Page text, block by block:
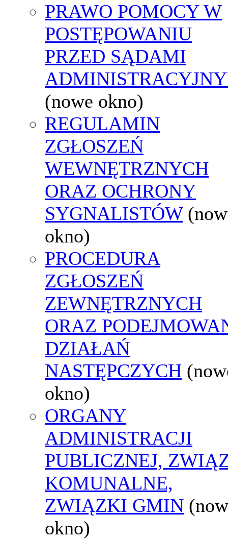
PRAWO POMOCY W
POSTĘPOWANIU
PRZED SĄDAMI
(nowe okno)
REGULAMIN
ZGŁOSZEŃ
WEWNĘTRZNYCH
ORAZ OCHRONY
SYGNALISTÓW
okno)
PROCEDURA
ZGŁOSZEŃ
ZEWNĘTRZNYCH
ORAZ
DZIAŁAŃ
NASTĘPCZYCH
okno)
ORGANY
ADMINISTRACJI
PUBLICZNEJ,
KOMUNALNE,
ZWIĄZKI GMIN
okno)